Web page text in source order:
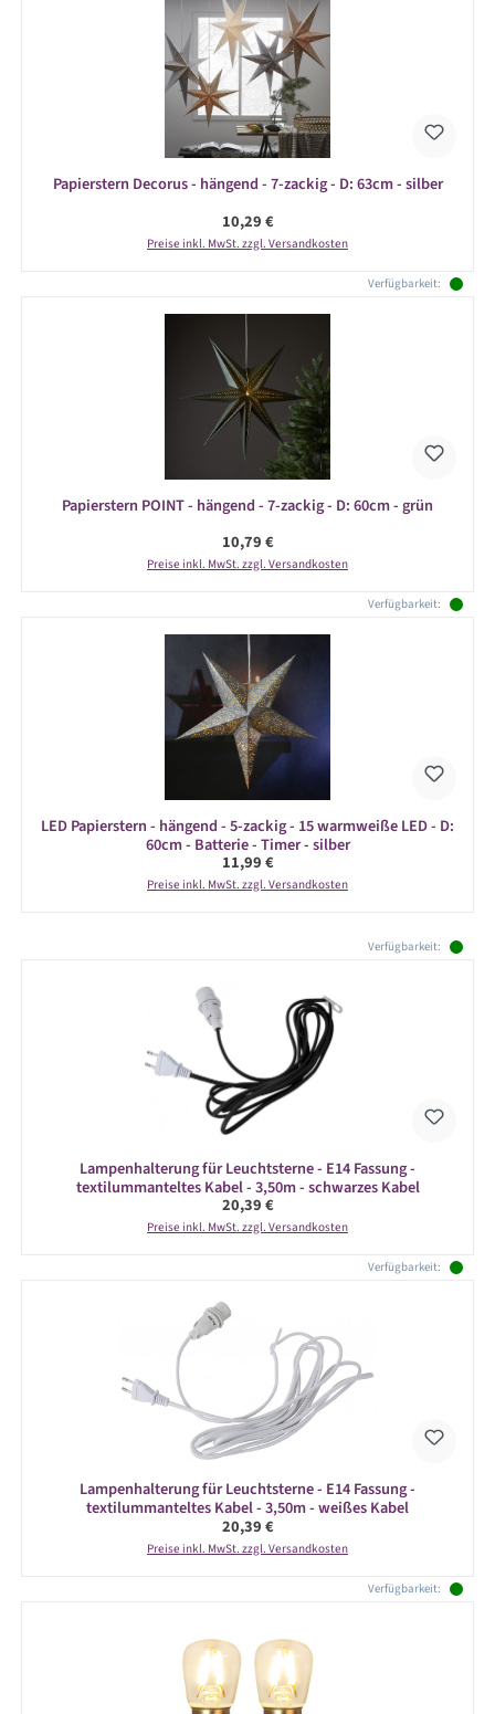
Papierstern Decorus - hängend - 7-zackig - D: 63cm - silber
Regulärer Preis:
10,29 €
Preise inkl. MwSt. zzgl. Versandkosten
Verfügbarkeit:
Papierstern POINT - hängend - 7-zackig - D: 60cm - grün
Regulärer Preis:
10,79 €
Preise inkl. MwSt. zzgl. Versandkosten
Verfügbarkeit:
LED Papierstern - hängend - 5-zackig - 15 warmweiße LED - D:
60cm - Batterie - Timer - silber
Regulärer Preis:
11,99 €
Preise inkl. MwSt. zzgl. Versandkosten
Verfügbarkeit:
Lampenhalterung für Leuchtsterne - E14 Fassung -
textilummanteltes Kabel - 3,50m - schwarzes Kabel
Regulärer Preis:
20,39 €
Preise inkl. MwSt. zzgl. Versandkosten
Verfügbarkeit:
Lampenhalterung für Leuchtsterne - E14 Fassung -
textilummanteltes Kabel - 3,50m - weißes Kabel
Regulärer Preis:
20,39 €
Preise inkl. MwSt. zzgl. Versandkosten
Verfügbarkeit: